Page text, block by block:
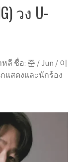
วง U-
ลี ชื่อ: 준 / Jun / 이
กแสดงและนักร้อง